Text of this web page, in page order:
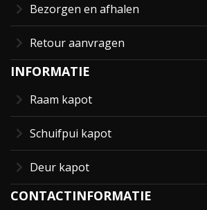
Bezorgen en afhalen
Retour aanvragen
INFORMATIE
Raam kapot
Schuifpui kapot
Deur kapot
CONTACTINFORMATIE